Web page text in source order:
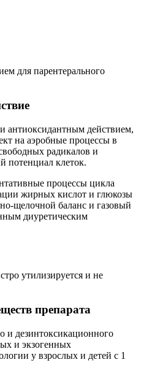
для парентерального
антиоксидантным действием,
на аэробные процессы в
радикалов и
потенциал клеток.
процессы цикла
жирных кислот и глюкозы
щелочной баланс и газовый
диуретическим
утилизируется и не
препарата
и дезинтоксикационного
и экзогенных
у взрослых и детей с 1